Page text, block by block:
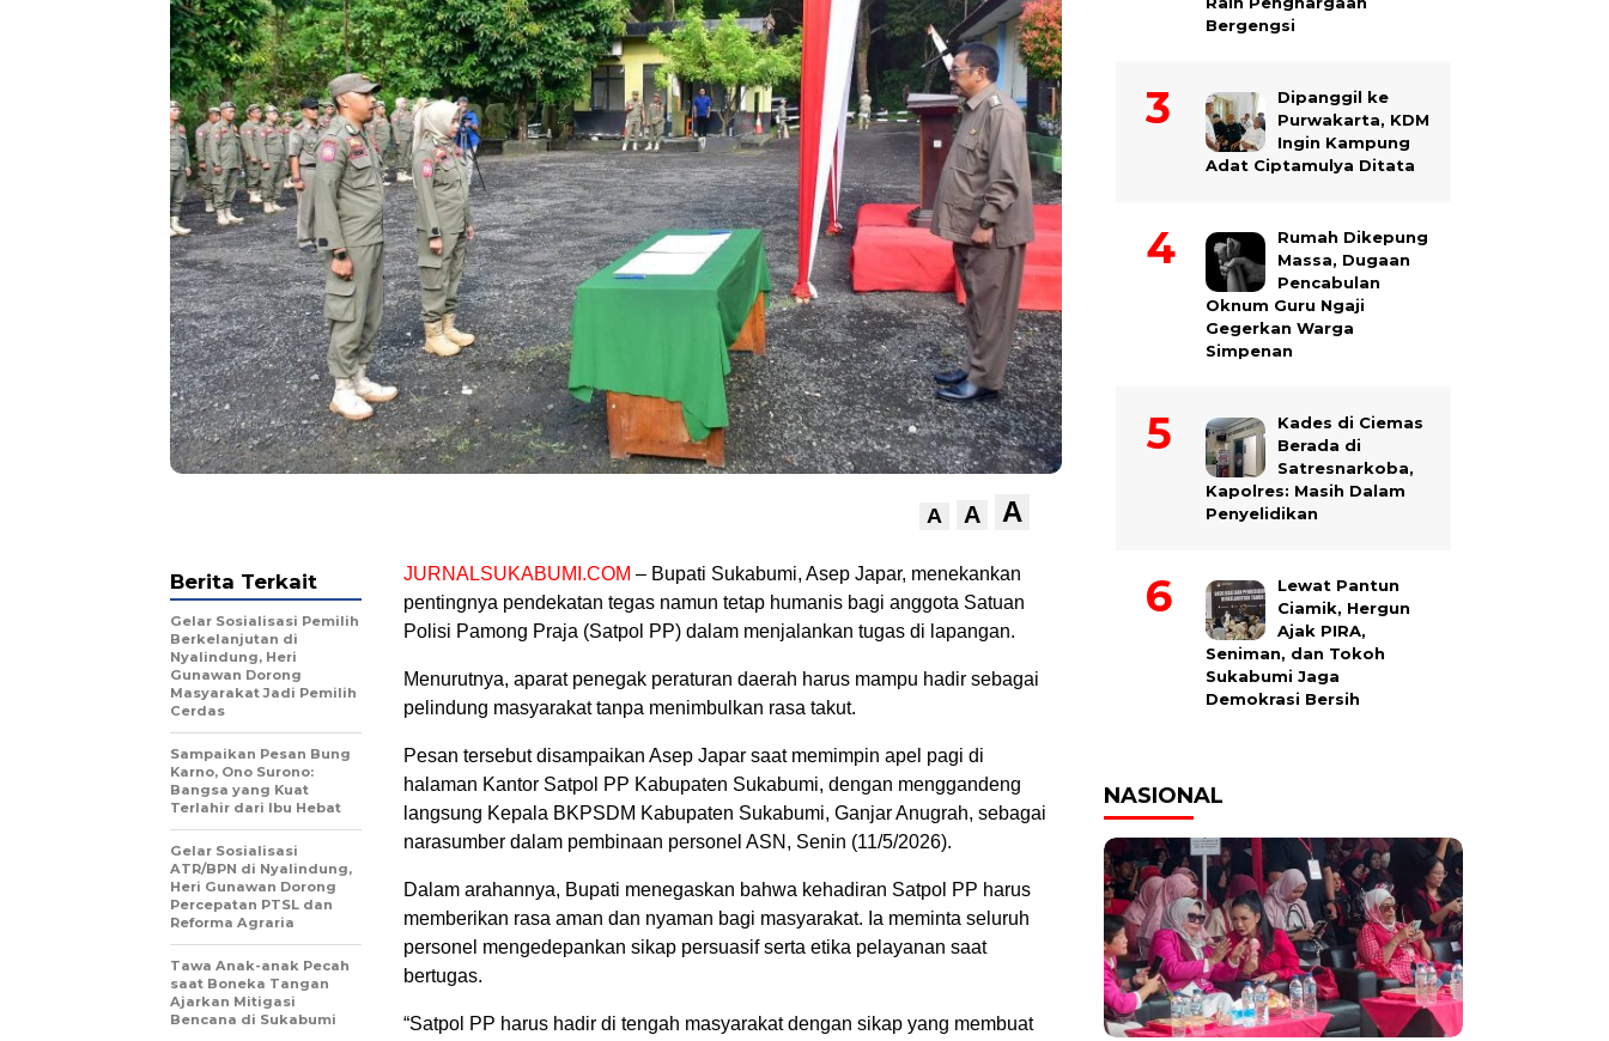
A A A
JURNALSUKABUMI.COM – Bupati Sukabumi, Asep Japar, menekankan
pentingnya pendekatan tegas namun tetap humanis bagi anggota Satuan
Polisi Pamong Praja (Satpol PP) dalam menjalankan tugas di lapangan.
Menurutnya, aparat penegak peraturan daerah harus mampu hadir sebagai
pelindung masyarakat tanpa menimbulkan rasa takut.
Pesan tersebut disampaikan Asep Japar saat memimpin apel pagi di
halaman Kantor Satpol PP Kabupaten Sukabumi, dengan menggandeng
langsung Kepala BKPSDM Kabupaten Sukabumi, Ganjar Anugrah, sebagai
narasumber dalam pembinaan personel ASN, Senin (11/5/2026).
Dalam arahannya, Bupati menegaskan bahwa kehadiran Satpol PP harus
memberikan rasa aman dan nyaman bagi masyarakat. Ia meminta seluruh
personel mengedepankan sikap persuasif serta etika pelayanan saat
bertugas.
“Satpol PP harus hadir di tengah masyarakat dengan sikap yang membuat
Berita Terkait
Gelar Sosialisasi Pemilih
Berkelanjutan di
Nyalindung, Heri
Gunawan Dorong
Masyarakat Jadi Pemilih
Cerdas
Sampaikan Pesan Bung
Karno, Ono Surono:
Bangsa yang Kuat
Terlahir dari Ibu Hebat
Gelar Sosialisasi
ATR/BPN di Nyalindung,
Heri Gunawan Dorong
Percepatan PTSL dan
Reforma Agraria
Tawa Anak-anak Pecah
saat Boneka Tangan
Ajarkan Mitigasi
Bencana di Sukabumi
Bergengsi
Dipanggil ke
Purwakarta, KDM
Ingin Kampung
Adat Ciptamulya Ditata
Rumah Dikepung
Massa, Dugaan
Pencabulan
Oknum Guru Ngaji
Gegerkan Warga
Simpenan
Kades di Ciemas
Berada di
Satresnarkoba,
Kapolres: Masih Dalam
Penyelidikan
Lewat Pantun
Ciamik, Hergun
Ajak PIRA,
Seniman, dan Tokoh
Sukabumi Jaga
Demokrasi Bersih
NASIONAL